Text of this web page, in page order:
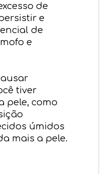
de
e
de
e
tiver
pele, como
úmidos
mais a pele.